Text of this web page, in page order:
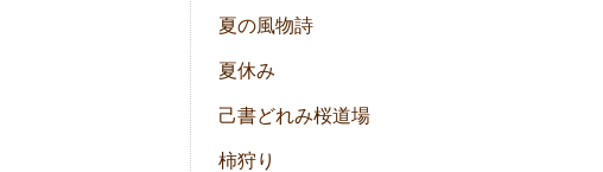
夏の風物詩
夏休み
己書どれみ桜道場
柿狩り